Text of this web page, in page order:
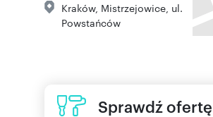
Kraków, Mistrzejowice, ul.
Powstańców
Sprawdź